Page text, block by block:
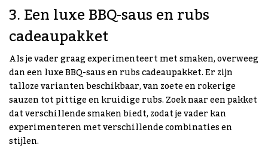
3. Een luxe BBQ-saus en rubs
cadeaupakket
Als je vader graag experimenteert met smaken, overweeg
dan een luxe BBQ-saus en rubs cadeaupakket. Er zijn
talloze varianten beschikbaar, van zoete en rokerige
sauzen tot pittige en kruidige rubs. Zoek naar een pakket
dat verschillende smaken biedt, zodat je vader kan
experimenteren met verschillende combinaties en
stijlen.